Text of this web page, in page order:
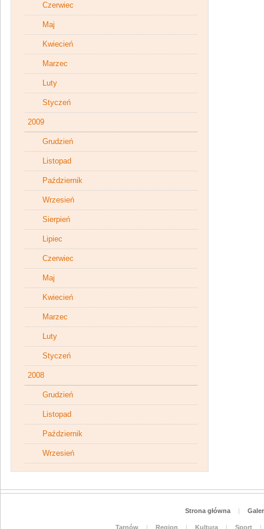
Czerwiec
Maj
Kwiecień
Marzec
Luty
Styczeń
2009
Grudzień
Listopad
Październik
Wrzesień
Sierpień
Lipiec
Czerwiec
Maj
Kwiecień
Marzec
Luty
Styczeń
2008
Grudzień
Listopad
Październik
Wrzesień
Strona główna |
Tarnów | Region | Kultura | Sport
|